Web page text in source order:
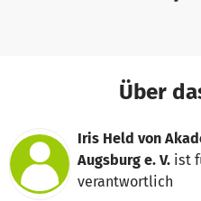
Über
Iris Held von
Augsburg e. V. ist
verantwortlich